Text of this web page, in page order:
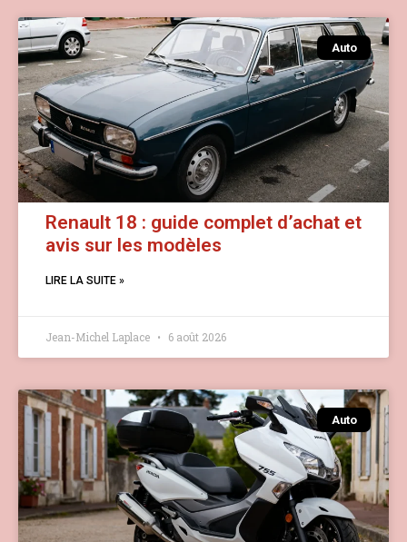
Auto
Renault 18 : guide complet d’achat et
avis sur les modèles
LIRE LA SUITE »
Jean-Michel Laplace 6 août 2026
Auto